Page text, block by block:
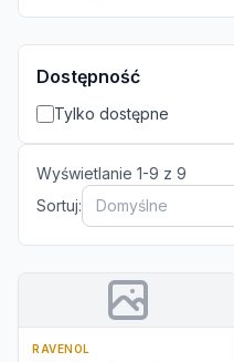
Dostępność
Tylko dostępne
Wyświetlanie 1-9 z 9
Sortuj:
Domyślne
RAVENOL